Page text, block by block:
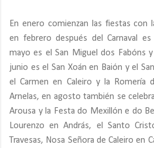
En enero comienzan las fiestas con
en febrero después del Carnaval
mayo es el San Miguel dos Fabóns
junio es el San Xoán en Baión y el
el Carmen en Caleiro y la Romería
Arnelas, en agosto también se
Arousa y la Festa do Mexillón e do
Lourenzo en András, el Santo
Travesas, Nosa Señora de Caleiro en